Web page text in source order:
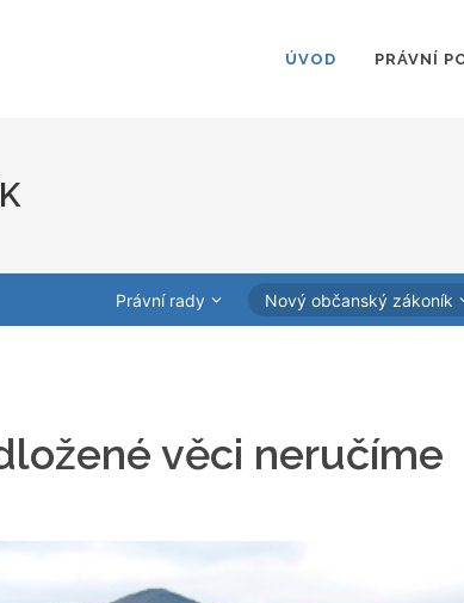
ÚVOD PRÁVNÍ
Právní rady Nový občanský zákoník
věci neručíme